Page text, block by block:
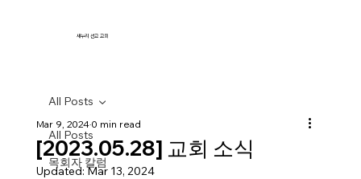
새누리 선교 교회
All Posts
목회자 칼럼
All Posts
[2023.05.28] 교회 소식
Mar 9, 20240 min read
Updated:Mar 13, 2024